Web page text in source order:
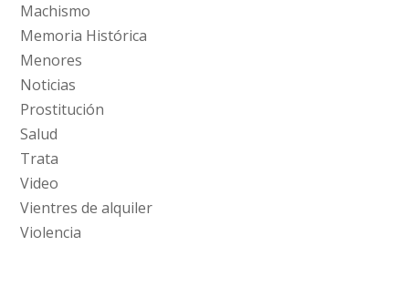
Machismo
Memoria Histórica
Menores
Noticias
Prostitución
Salud
Trata
Video
Vientres de alquiler
Violencia